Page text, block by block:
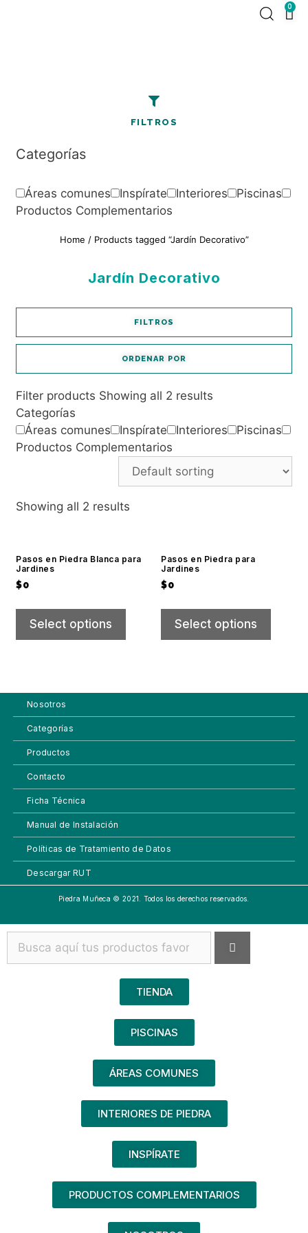
0
FILTROS
Categorías
Áreas comunes Inspírate Interiores
Piscinas
Productos Complementarios
Home / Products tagged “Jardín Decorativo”
Jardín Decorativo
FILTROS
ORDENAR POR
Filter products Showing all 2 results
Categorías
Áreas comunes
Inspírate Interiores
Piscinas
Productos Complementarios
Showing all 2 results
Pasos en Piedra Blanca para
Jardines
$0
Select options
Pasos en Piedra para
Jardines
$0
Select options
Nosotros
Categorías
Productos
Contacto
Ficha Técnica
Manual de Instalación
Políticas de Tratamiento de Datos
Descargar RUT
Piedra Muñeca © 2021. Todos los derechos reservados.
TIENDA
PISCINAS
ÁREAS COMUNES
INTERIORES DE PIEDRA
INSPÍRATE
PRODUCTOS COMPLEMENTARIOS